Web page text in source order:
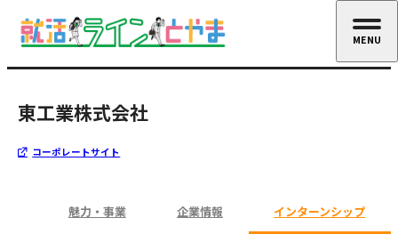
東工業株式会社
コーポレートサイト
魅力・事業 企業情報 インターンシップ
MENU